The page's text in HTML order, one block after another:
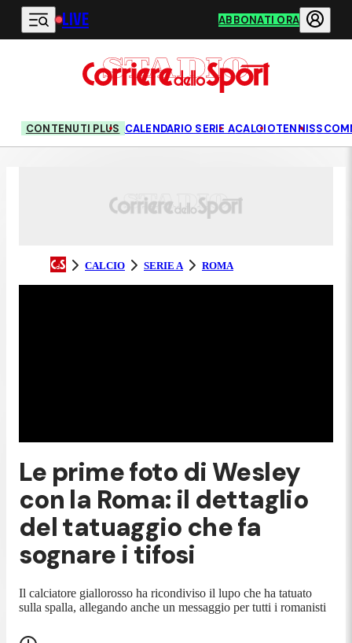
Vai al contenuto principale
LIVE ABBONATI ORA
CONTENUTI PLUS CALENDARIO SERIE ACALCIOTENNIS
CALCIO SERIE A ROMA
Le prime foto di Wesley
con la Roma: il dettaglio
del tatuaggio che fa
sognare i tifosi
Il calciatore giallorosso ha ricondiviso il lupo che ha tatuato
sulla spalla, allegando anche un messaggio per tutti i romanisti